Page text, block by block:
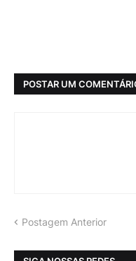
POSTAR UM
Postagem Anterior